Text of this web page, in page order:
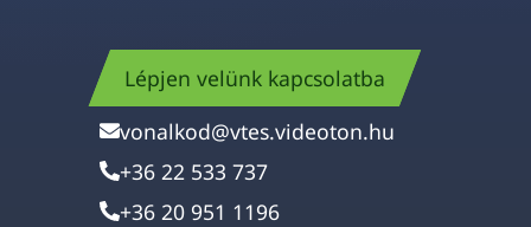
Lépjen velünk kapcsolatba
vonalkod@vtes.videoton.hu
+36 22 533 737
+36 20 951 1196